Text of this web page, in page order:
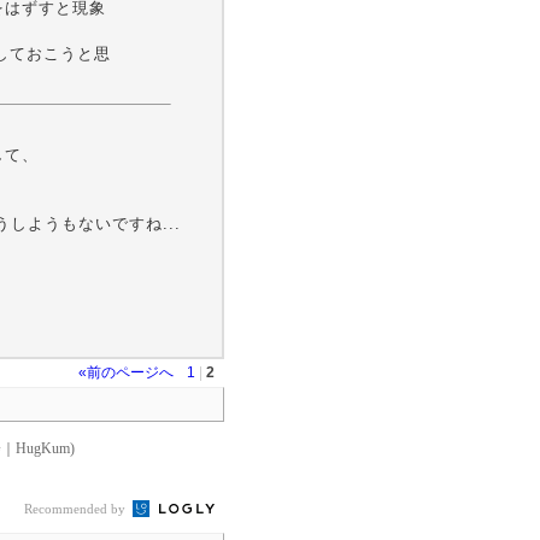
ずすと現象
ておこうと思
、
しようもないですね...
«前のページへ 1
2
HugKum)
Recommended by